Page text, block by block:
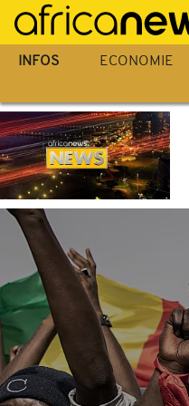
Passer
au
contenu
INFOS ECONOMIE